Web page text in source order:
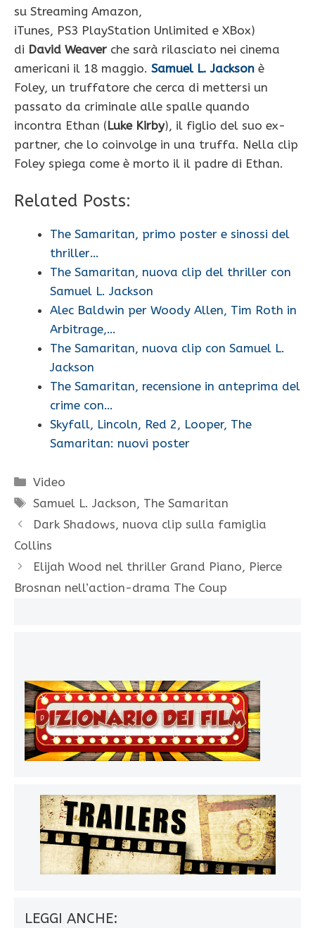
su Streaming Amazon,
iTunes, PS3 PlayStation Unlimited e XBox)
di David Weaver che sarà rilasciato nei cinema
americani il 18 maggio. Samuel L. Jackson è
Foley, un truffatore che cerca di mettersi un
passato da criminale alle spalle quando
incontra Ethan (Luke Kirby), il figlio del suo ex-
partner, che lo coinvolge in una truffa. Nella clip
Foley spiega come è morto il il padre di Ethan.
Related Posts:
The Samaritan, primo poster e sinossi del
thriller…
The Samaritan, nuova clip del thriller con
Samuel L. Jackson
Alec Baldwin per Woody Allen, Tim Roth in
Arbitrage,…
The Samaritan, nuova clip con Samuel L.
Jackson
The Samaritan, recensione in anteprima del
crime con…
Skyfall, Lincoln, Red 2, Looper, The
Samaritan: nuovi poster
Categorie
Video
Tag
Samuel L. Jackson, The Samaritan
Dark Shadows, nuova clip sulla famiglia
Collins
Elijah Wood nel thriller Grand Piano, Pierce
Brosnan nell’action-drama The Coup
LEGGI ANCHE: